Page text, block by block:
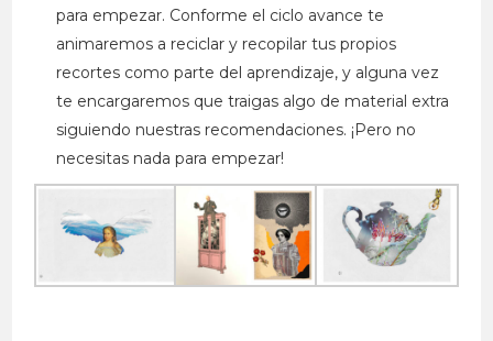
para empezar. Conforme el ciclo avance te
animaremos a reciclar y recopilar tus propios
recortes como parte del aprendizaje, y alguna vez
te encargaremos que traigas algo de material extra
siguiendo nuestras recomendaciones. ¡Pero no
necesitas nada para empezar!